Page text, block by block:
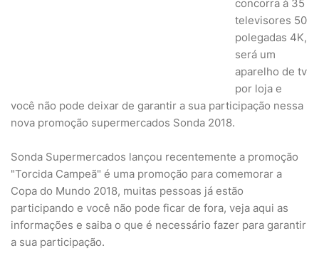
concorra à 35
televisores 50
polegadas 4K,
será um
aparelho de tv
por loja e
você não pode deixar de garantir a sua participação nessa
nova promoção supermercados Sonda 2018.
Sonda Supermercados lançou recentemente a promoção
"Torcida Campeã" é uma promoção para comemorar a
Copa do Mundo 2018, muitas pessoas já estão
participando e você não pode ficar de fora, veja aqui as
informações e saiba o que é necessário fazer para garantir
a sua participação.